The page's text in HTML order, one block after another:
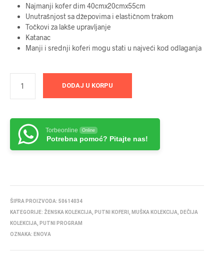
Najmanji kofer dim 40cmx20cmx55cm
Unutrašnjost sa džepovima i elastičnom trakom
Točkovi za lakše upravljanje
Katanac
Manji i srednji koferi mogu stati u najveći kod odlaganja
DODAJ U KORPU
Torbeonline Online
Potrebna pomoć? Pitajte nas!
ŠIFRA PROIZVODA: 50614034
KATEGORIJE: ŽENSKA KOLEKCIJA PUTNI KOFERI MUŠKA KOLEKCIJA
DEČIJA
KOLEKCIJA
PUTNI PROGRAM
OZNAKA: ENOVA